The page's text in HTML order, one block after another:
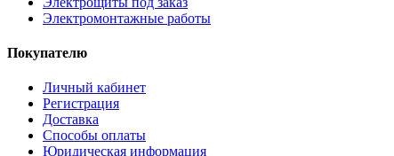
Электромонтажные работы
Покупателю
Личный кабинет
Регистрация
Доставка
Способы оплаты
Юридическая информация